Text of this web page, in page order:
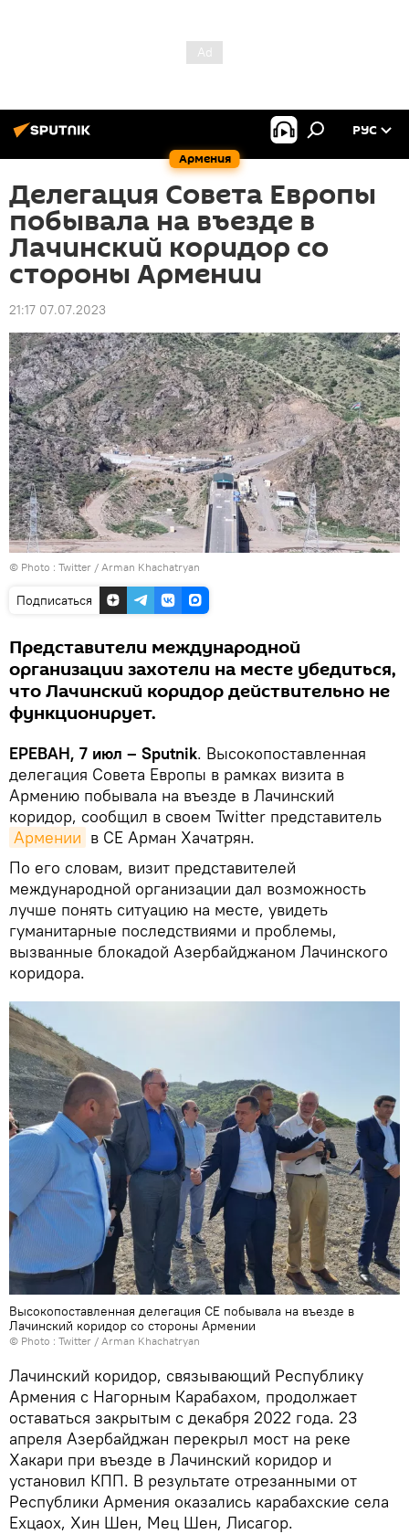
Армения
РУС
Делегация Совета Европы
побывала на въезде в
Лачинский коридор со
стороны Армении
21:17 07.07.2023
© Photo : Twitter / Arman Khachatryan
Подписаться
Представители международной
организации захотели на месте убедиться,
что Лачинский коридор действительно не
функционирует.
ЕРЕВАН, 7 июл – Sputnik. Высокопоставленная
делегация Совета Европы в рамках визита в
Армению побывала на въезде в Лачинский
коридор, сообщил в своем Twitter представитель
Армении в СЕ Арман Хачатрян.
По его словам, визит представителей
международной организации дал возможность
лучше понять ситуацию на месте, увидеть
гуманитарные последствиями и проблемы,
вызванные блокадой Азербайджаном Лачинского
коридора.
Высокопоставленная делегация СЕ побывала на въезде в
Лачинский коридор со стороны Армении
© Photo : Twitter / Arman Khachatryan
Лачинский коридор, связывающий Республику
Армения с Нагорным Карабахом, продолжает
оставаться закрытым с декабря 2022 года. 23
апреля Азербайджан перекрыл мост на реке
Хакари при въезде в Лачинский коридор и
установил КПП. В результате отрезанными от
Республики Армения оказались карабахские села
Ехцаох, Хин Шен, Мец Шен, Лисагор.